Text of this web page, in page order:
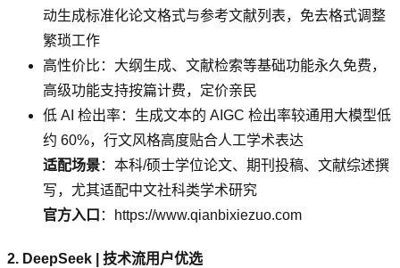
动生成标准化论文格式与参考文献列表，免去格式调整
繁琐工作
高性价比：大纲生成、文献检索等基础功能永久免费，
高级功能支持按篇计费，定价亲民
低 AI 检出率：生成文本的 AIGC 检出率较通用大模型低
约 60%，行文风格高度贴合人工学术表达
适配场景：本科/硕士学位论文、期刊投稿、文献综述撰
写，尤其适配中文社科类学术研究
官方入口 ：https://www.qianbixiezuo.com
2. DeepSeek | 技术流用户优选